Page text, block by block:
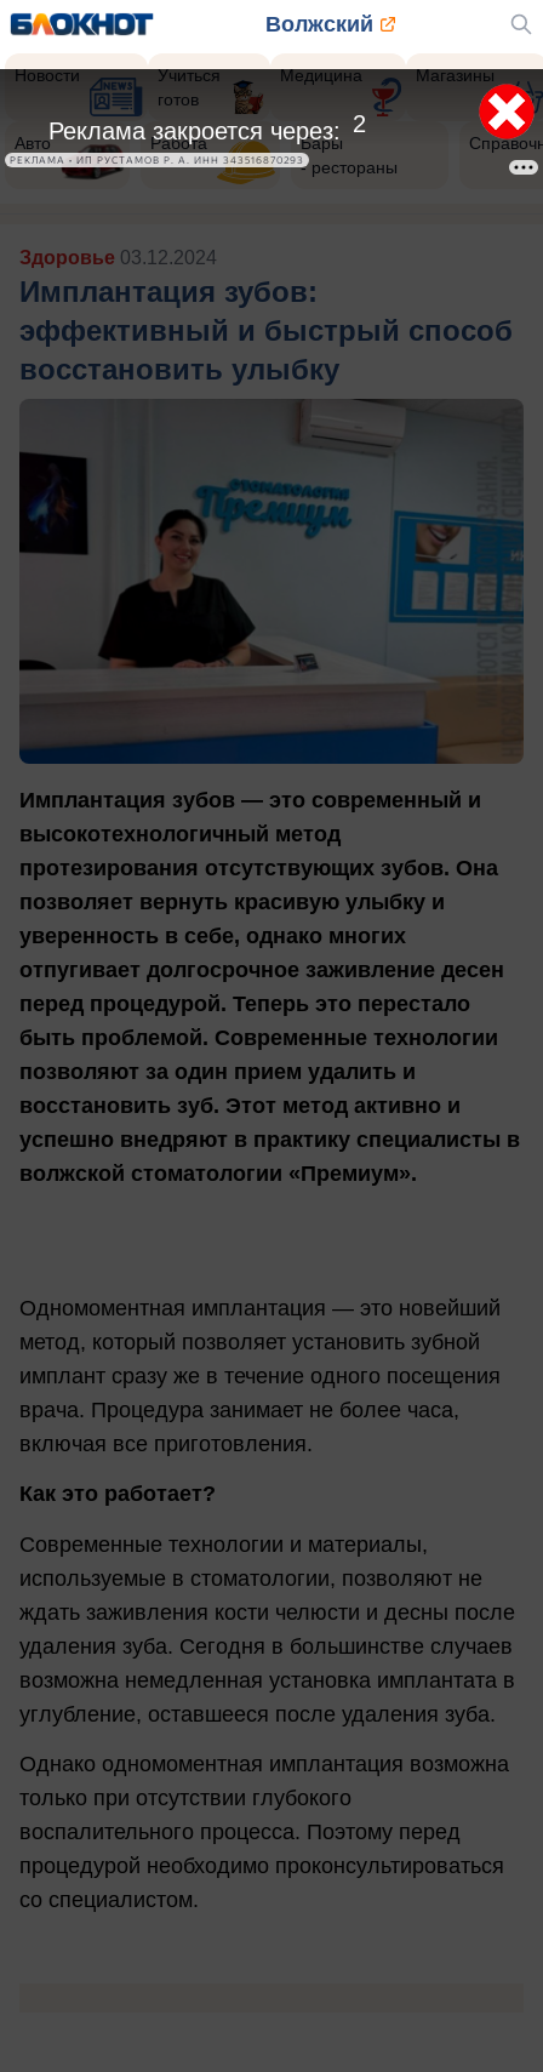
Волжский
Новости
Учиться
готов
Медицина Магазины
Авто Работа
Бары
- рестораны
Здоровье 03.12.2024
Имплантация зубов:
эффективный и быстрый способ
восстановить улыбку
Имплантация зубов — это современный и
высокотехнологичный метод
протезирования отсутствующих зубов. Она
позволяет вернуть красивую улыбку и
уверенность в себе, однако многих
отпугивает долгосрочное заживление десен
перед процедурой. Теперь это перестало
быть проблемой. Современные технологии
позволяют за один прием удалить и
восстановить зуб. Этот метод активно и
успешно внедряют в практику специалисты в
волжской стоматологии «Премиум».
Одномоментная имплантация — это новейший
метод, который позволяет установить зубной
имплант сразу же в течение одного посещения
врача. Процедура занимает не более часа,
включая все приготовления.
Как это работает?
Современные технологии и материалы,
используемые в стоматологии, позволяют не
ждать заживления кости челюсти и десны после
удаления зуба. Сегодня в большинстве случаев
возможна немедленная установка имплантата в
углубление, оставшееся после удаления зуба.
Однако одномоментная имплантация возможна
только при отсутствии глубокого
воспалительного процесса. Поэтому перед
процедурой необходимо проконсультироваться
со специалистом.